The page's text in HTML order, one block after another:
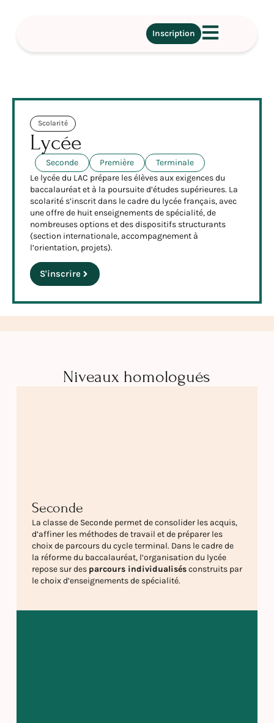
Inscription
Scolarité
Lycée
Seconde Première
Terminale
Le lycée du LAC prépare les élèves aux exigences du
baccalauréat et à la poursuite d’études supérieures. La
scolarité s’inscrit dans le cadre du lycée français, avec
une offre de huit enseignements de spécialité, de
nombreuses options et des dispositifs structurants
(section internationale, accompagnement à
l’orientation, projets).
S'inscrire
Niveaux homologués
Seconde
La classe de Seconde permet de consolider les acquis,
d’affiner les méthodes de travail et de préparer les
choix de parcours du cycle terminal. Dans le cadre de
la réforme du baccalauréat, l’organisation du lycée
repose sur des parcours individualisésconstruits par
le choix d’enseignements de spécialité.